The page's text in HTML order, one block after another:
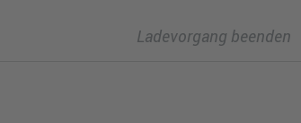
Ladevorgang beenden